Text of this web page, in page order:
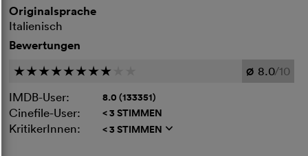
Originalsprache
Italienisch
Bewertungen
c c c c c c c c Ø 8.0/10
IMDB-User:
8.0 (133351)
Cinefile-User: < 3 STIMMEN
KritikerInnen: < 3 STIMMEN q